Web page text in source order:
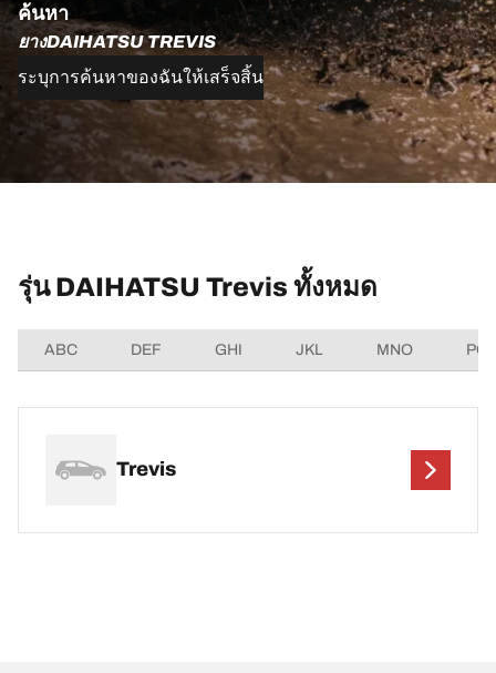
ค้นหา
ยางDAIHATSU TREVIS
ระบุการค้นหาของฉันให้เสร็จสิ้น
รุ่น DAIHATSU Trevis ทั้งหมด
ABC DEF GHI JKL MNO
Trevis